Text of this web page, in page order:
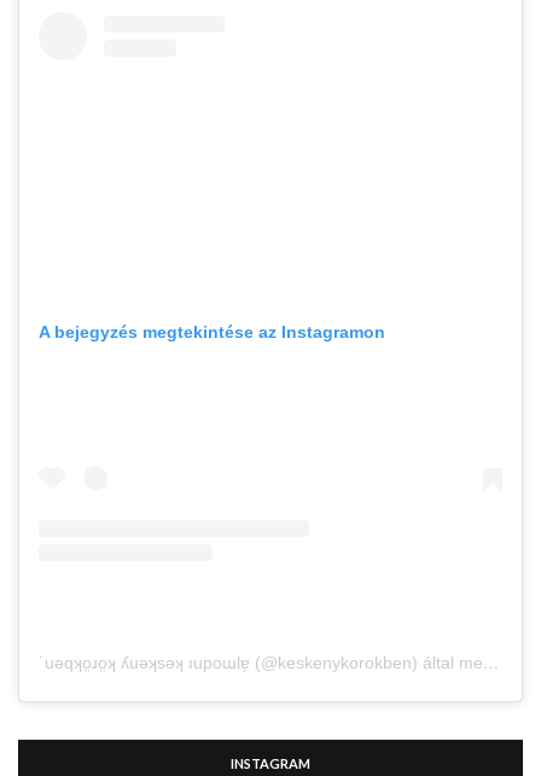
A bejegyzés megtekintése az Instagramon
˙uǝqʞo̤ɹo̤ʞ ʎuǝʞsǝʞ ıupoɯlɐ̗ (@keskenykorokben) által megosztott bejegyzés
INSTAGRAM